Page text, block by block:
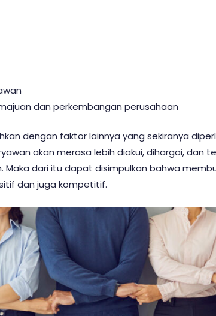
dan perkembangan perusahaan
dengan faktor lainnya yang sekiranya
akan merasa lebih diakui, dihargai, dan
Maka dari itu dapat disimpulkan bahwa
dan juga kompetitif.